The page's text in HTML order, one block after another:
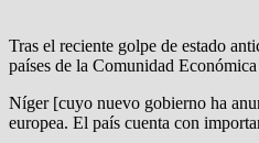
Tras el reciente golpe de estado
países de la Comunidad
Níger [cuyo nuevo gobierno ha
europea. El país cuenta con